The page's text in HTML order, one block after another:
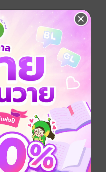
ซื้อ 120 บาท
Rating
ติดตาม
งราวของคนสำเร็จว่าเขา
ฝ่ายริเริ่มก่อน และจะ
น เพื่อเปิดโอกาสให้ตัว
ยังได้บอกถึงเรื่องราวของ